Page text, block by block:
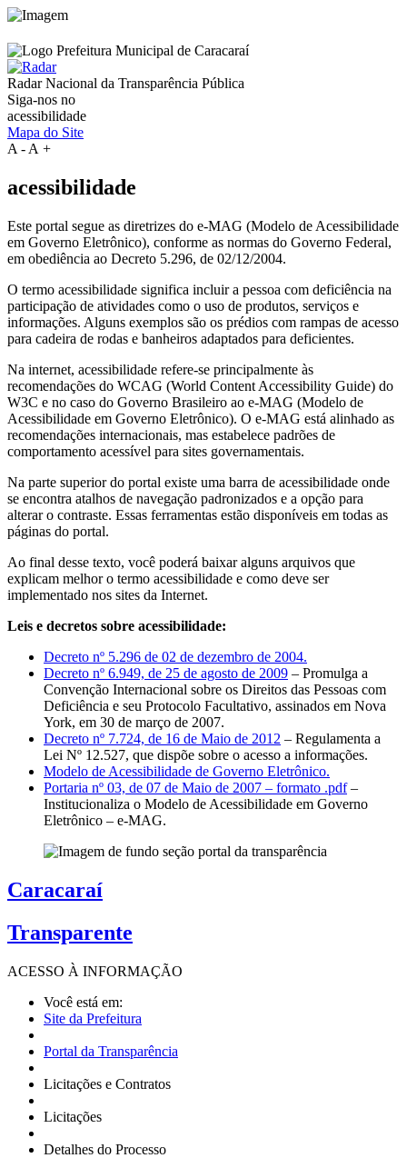
Radar Nacional da Transparência Pública
Siga-nos no
acessibilidade
Mapa do Site
A-A +
acessibilidade
Este portal segue as diretrizes do e-MAG (Modelo de Acessibilidade
em Governo Eletrônico), conforme as normas do Governo Federal,
em obediência ao Decreto 5.296, de 02/12/2004.
O termo acessibilidade significa incluir a pessoa com deficiência na
participação de atividades como o uso de produtos, serviços e
informações. Alguns exemplos são os prédios com rampas de acesso
para cadeira de rodas e banheiros adaptados para deficientes.
Na internet, acessibilidade refere-se principalmente às
recomendações do WCAG (World Content Accessibility Guide) do
W3C e no caso do Governo Brasileiro ao e-MAG (Modelo de
Acessibilidade em Governo Eletrônico). O e-MAG está alinhado as
recomendações internacionais, mas estabelece padrões de
comportamento acessível para sites governamentais.
Na parte superior do portal existe uma barra de acessibilidade onde
se encontra atalhos de navegação padronizados e a opção para
alterar o contraste. Essas ferramentas estão disponíveis em todas as
páginas do portal.
Ao final desse texto, você poderá baixar alguns arquivos que
explicam melhor o termo acessibilidade e como deve ser
implementado nos sites da Internet.
Leis e decretos sobre acessibilidade:
Decreto nº 5.296 de 02 de dezembro de 2004.
Decreto nº 6.949, de 25 de agosto de 2009 – Promulga a
Convenção Internacional sobre os Direitos das Pessoas com
Deficiência e seu Protocolo Facultativo, assinados em Nova
York, em 30 de março de 2007.
Decreto nº 7.724, de 16 de Maio de 2012 – Regulamenta a
Lei Nº 12.527, que dispõe sobre o acesso a informações.
Modelo de Acessibilidade de Governo Eletrônico.
Portaria nº 03, de 07 de Maio de 2007 – formato .pdf–
Institucionaliza o Modelo de Acessibilidade em Governo
Eletrônico – e-MAG.
Caracaraí
Transparente
ACESSO À INFORMAÇÃO
Você está em:
Site da Prefeitura
Portal da Transparência
Licitações e Contratos
Licitações
Detalhes do Processo